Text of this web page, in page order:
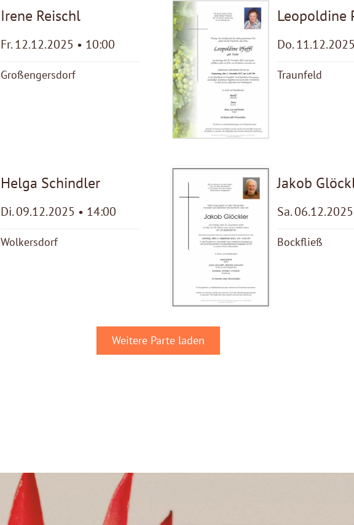
Irene Reischl
Fr. 12.12.2025 • 10:00
Großengersdorf
Leopoldine
Do.
Traunfeld
Helga Schindler
Di. 09.12.2025 • 14:00
Wolkersdorf
Jakob
Sa.
Bockfließ
Weitere Parte laden